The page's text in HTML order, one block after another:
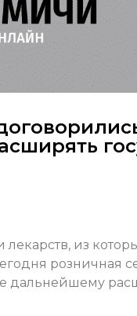
лекарств, из
розничная
дальнейшему